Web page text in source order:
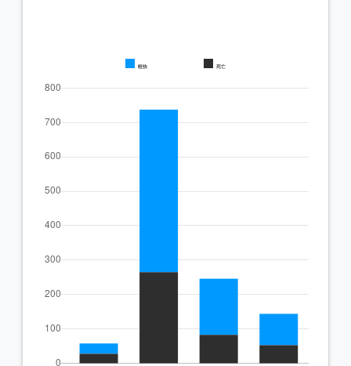
軽快 死亡